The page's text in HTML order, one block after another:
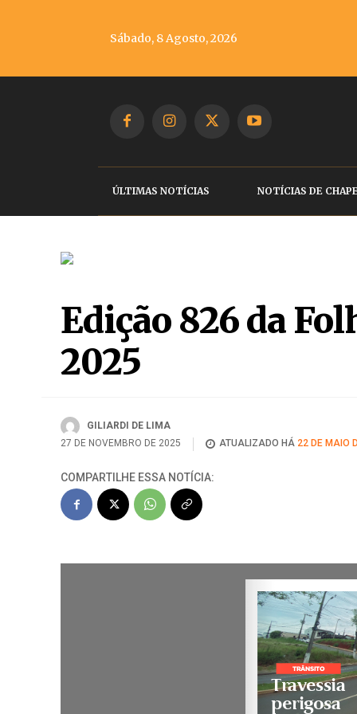
Sábado, 8 Agosto, 2026
ÚLTIMAS NOTÍCIAS NOTÍCIAS DE
Edição 826 da
2025
GILIARDI DE LIMA
27 DE NOVEMBRO DE 2025
ATUALIZADO HÁ 22 DE MAIO
COMPARTILHE ESSA NOTÍCIA: